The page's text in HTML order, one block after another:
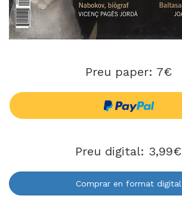
Preu paper: 7€
Preu digital: 3,99€
Comprar en format digital